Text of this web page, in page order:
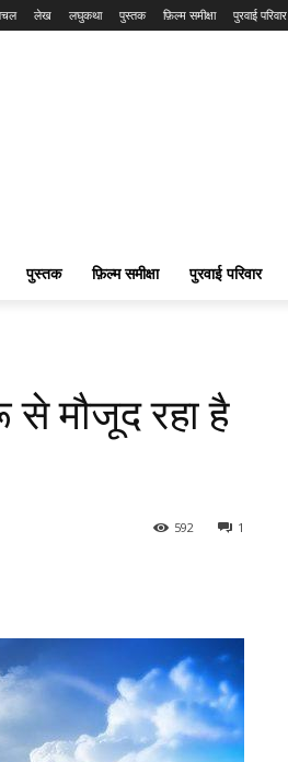
लेख लघुकथा पुस्तक फ़िल्म समीक्षा पुरवाई परिवार
पुस्तक फ़िल्म समीक्षा पुरवाई परिवार
से मौजूद रहा है
1
592